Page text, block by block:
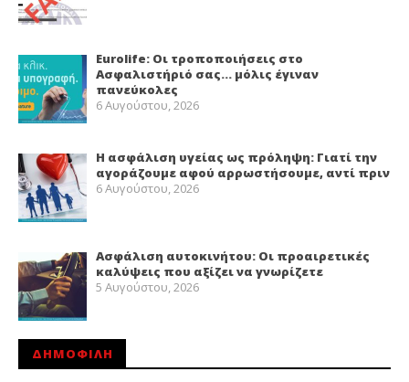
Eurolife: Οι τροποποιήσεις στο
Ασφαλιστήριό σας… μόλις έγιναν
πανεύκολες
6 Αυγούστου, 2026
Η ασφάλιση υγείας ως πρόληψη: Γιατί την
αγοράζουμε αφού αρρωστήσουμε, αντί πριν
6 Αυγούστου, 2026
Ασφάλιση αυτοκινήτου: Οι προαιρετικές
καλύψεις που αξίζει να γνωρίζετε
5 Αυγούστου, 2026
ΔΗΜΟΦΙΛΗ